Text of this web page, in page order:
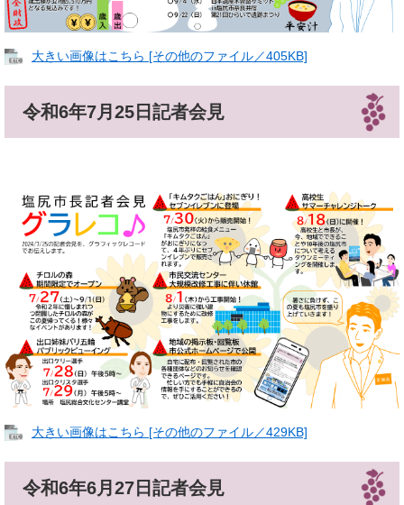
大きい画像はこちら [その他のファイル／405KB]
令和6年7月25日記者会見
大きい画像はこちら [その他のファイル／429KB]
令和6年6月27日記者会見